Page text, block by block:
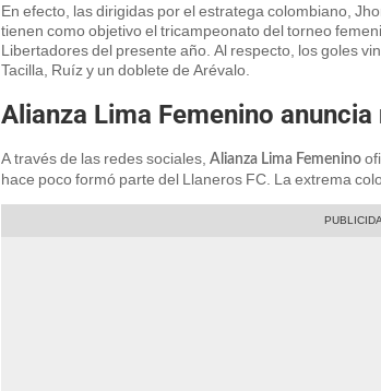
En efecto, las dirigidas por el estratega colombiano,
tienen como objetivo el tricampeonato del torneo
Libertadores del presente año. Al respecto, los goles
Tacilla, Ruíz y un doblete de Arévalo.
Alianza Lima Femenino
A través de las redes sociales, Alianza Lima Femenino
hace poco formó parte del Llaneros FC. La extrema